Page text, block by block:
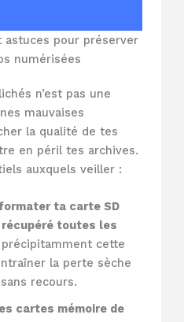
pour préserver
numérisées
n’est pas une
mauvaises
la qualité de tes
en péril tes archives.
auxquels veiller :
ta carte SD
récupéré toutes les
précipitamment cette
la perte sèche
recours.
cartes mémoire de